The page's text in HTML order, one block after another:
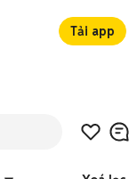
Tải app